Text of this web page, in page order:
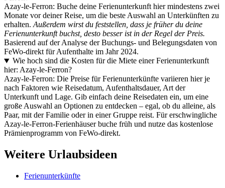
Azay-le-Ferron: Buche deine Ferienunterkunft hier mindestens zwei
Monate vor deiner Reise, um die beste Auswahl an Unterkünften zu
erhalten. Außerdem wirst du feststellen, dass je früher du deine
Ferienunterkunft buchst, desto besser ist in der Regel der Preis.
Basierend auf der Analyse der Buchungs- und Belegungsdaten von
FeWo-direkt für Aufenthalte im Jahr 2024.
Wie hoch sind die Kosten für die Miete einer Ferienunterkunft
hier: Azay-le-Ferron?
Azay-le-Ferron: Die Preise für Ferienunterkünfte variieren hier je
nach Faktoren wie Reisedatum, Aufenthaltsdauer, Art der
Unterkunft und Lage. Gib einfach deine Reisedaten ein, um eine
große Auswahl an Optionen zu entdecken – egal, ob du alleine, als
Paar, mit der Familie oder in einer Gruppe reist. Für erschwingliche
Azay-le-Ferron-Ferienhäuser buche früh und nutze das kostenlose
Prämienprogramm von FeWo-direkt.
Weitere Urlaubsideen
Ferienunterkünfte